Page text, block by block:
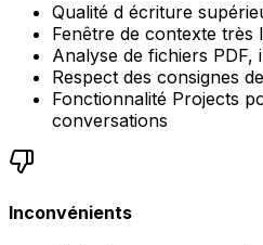
Qualité d écriture
Fenêtre de contexte très
Analyse de fichiers PDF,
Respect des consignes
Fonctionnalité Projects
conversations
Inconvénients